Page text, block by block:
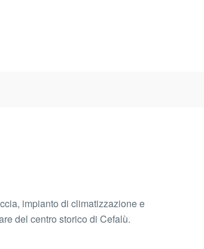
impianto di climatizzazione e
del centro storico di Cefalù.